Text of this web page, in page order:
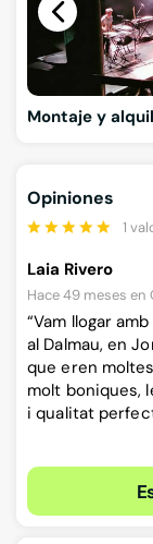
Montaje y
Opiniones
1
Laia Rivero
Hace 49 meses en
“Vam llogar
al Dalmau, en
que eren
molt boniques,
i qualitat